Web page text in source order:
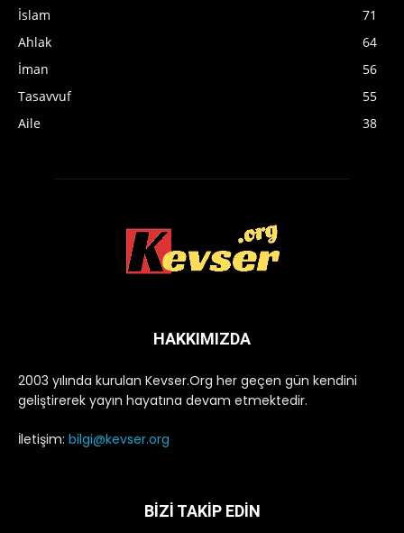
İslam
71
Ahlak
64
İman
56
Tasavvuf
55
Aile
38
HAKKIMIZDA
2003 yılında kurulan Kevser.Org her geçen gün kendini
geliştirerek yayın hayatına devam etmektedir.
İletişim: bilgi@kevser.org
BİZİ TAKİP EDİN